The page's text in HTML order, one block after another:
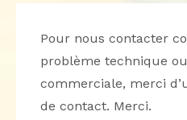
Pour nous contacter
problème technique
commerciale, merci
de contact. Merci.